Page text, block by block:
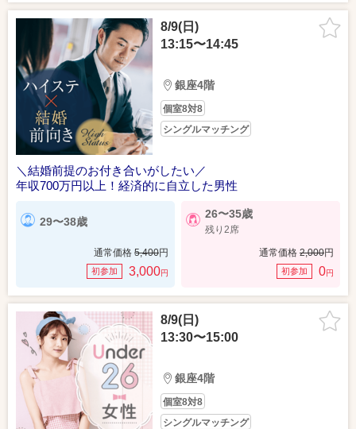
8/9(日)
13:15〜14:45
銀座4階
個室8対8
シングルマッチング
＼結婚前提のお付き合いがしたい／
年収700万円以上！経済的に自立した男性
29〜38歳
通常価格 5,400円
初参加 3,000円
26〜35歳
残り2席
通常価格 2,000円
初参加 0円
8/9(日)
13:30〜15:00
銀座4階
個室8対8
シングルマッチング